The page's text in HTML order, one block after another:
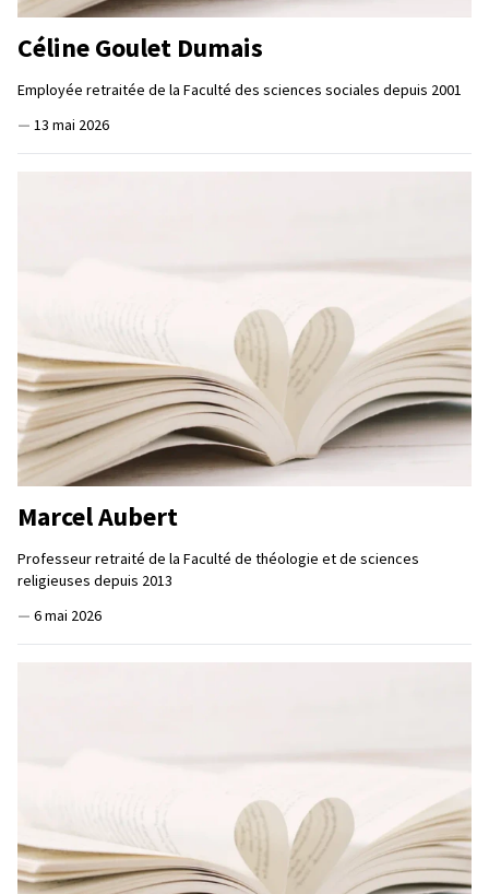
Céline Goulet Dumais
Employée retraitée de la Faculté des sciences sociales depuis 2001
— 13 mai 2026
Marcel Aubert
Professeur retraité de la Faculté de théologie et de sciences
religieuses depuis 2013
— 6 mai 2026